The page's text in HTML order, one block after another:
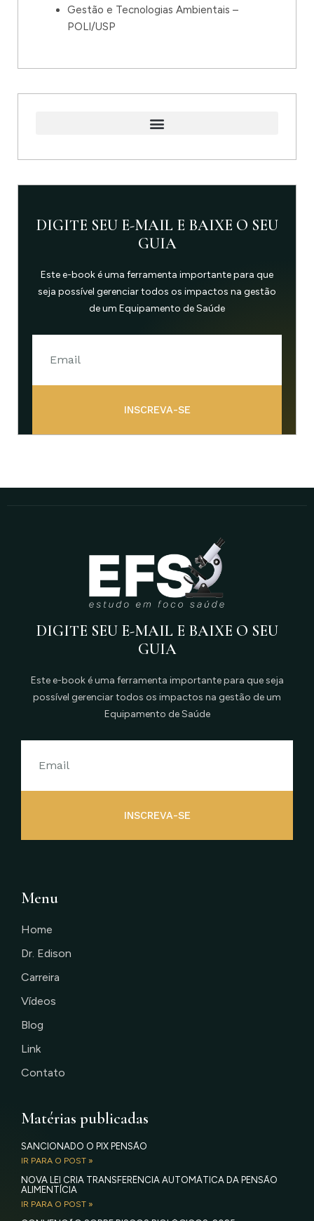
Gestão e Tecnologias Ambientais –
POLI/USP
DIGITE SEU E-MAIL E BAIXE O SEU
GUIA
Este e-book é uma ferramenta importante para que
seja possível gerenciar todos os impactos na gestão
de um Equipamento de Saúde
INSCREVA-SE
DIGITE SEU E-MAIL E BAIXE O SEU
GUIA
Este e-book é uma ferramenta importante para que seja
possível gerenciar todos os impactos na gestão de um
Equipamento de Saúde
INSCREVA-SE
Menu
Home
Dr. Edison
Carreira
Vídeos
Blog
Link
Contato
Matérias publicadas
SANCIONADO O PIX PENSÃO
IR PARA O POST »
NOVA LEI CRIA TRANSFERÊNCIA AUTOMÁTICA DA PENSÃO
ALIMENTÍCIA
IR PARA O POST »